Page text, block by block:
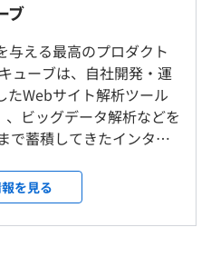
ドのマージは Pull Request
1コマンドで実行できる）ビ
備されている
管理（Infrastructure as
る
城県・秋田県・山形県・福島
・埼玉県・千葉県・東京都・
石川県・福井県・山梨県・長
県・三重県・滋賀県・京都
・和歌山県・鳥取県・島根
・徳島県・香川県・愛媛県・
月
）】
ブ
える最高のプロダクト
ューブは、自社開発・運
たWebサイト解析ツール
、ビッグデータ解析などを
で蓄積してきたインター
をオールインワンで揃え
ト以上への導入実績を誇
発、Web系テクノロジー
を見る